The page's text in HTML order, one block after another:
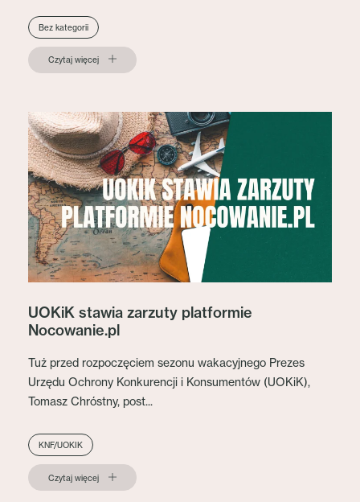
Bez kategorii
Czytaj więcej
UOKiK stawia zarzuty platformie
Nocowanie.pl
Tuż przed rozpoczęciem sezonu wakacyjnego Prezes
Urzędu Ochrony Konkurencji i Konsumentów (UOKiK),
Tomasz Chróstny, post...
KNF/UOKIK
Czytaj więcej